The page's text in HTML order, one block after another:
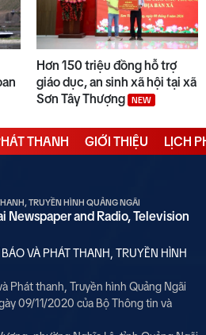
Hơn 150 triệu đồng hỗ trợ
giáo dục, an sinh xã hội tại xã
Sơn Tây Thượng
NEW
THANH GIỚI THIỆU LỊCH
TRUYỀN HÌNH QUẢNG NGÃI
Newspaper and Radio, Television
VÀ PHÁT THANH, TRUYỀN HÌNH
Phát thanh, Truyền hình Quảng Ngãi
09/11/2020 của Bộ Thông tin và